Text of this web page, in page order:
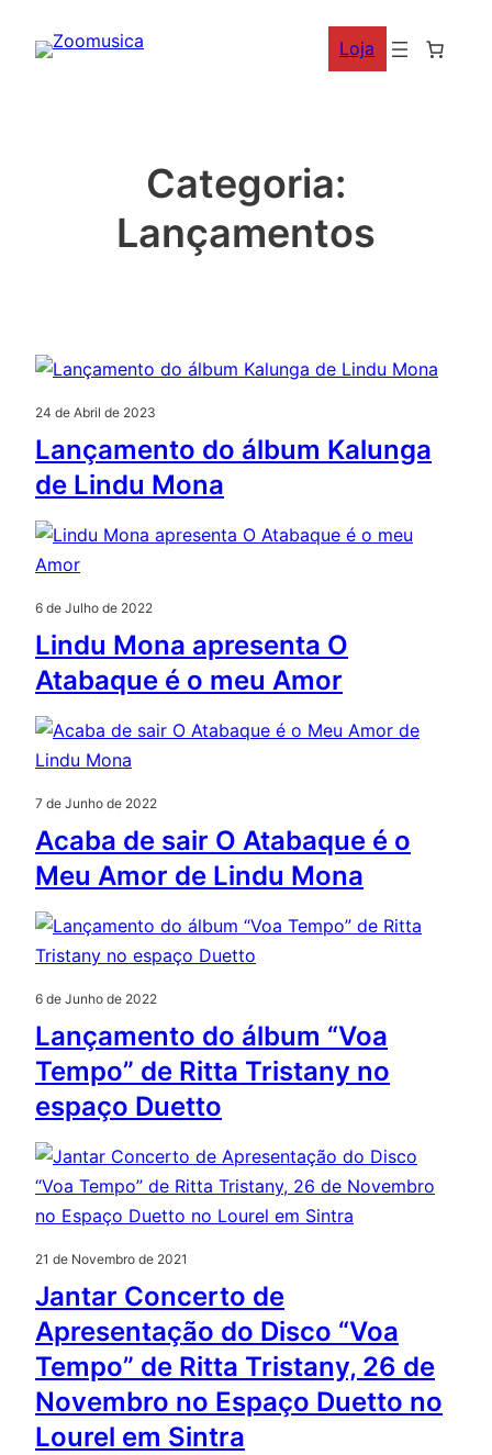
para
Loja
Categoria:
Lançamentos
24 de Abril de 2023
Lançamento do álbum Kalunga
de Lindu Mona
6 de Julho de 2022
Lindu Mona apresenta O
Atabaque é o meu Amor
7 de Junho de 2022
Acaba de sair O Atabaque é o
Meu Amor de Lindu Mona
6 de Junho de 2022
Lançamento do álbum “Voa
Tempo” de Ritta Tristany no
espaço Duetto
21 de Novembro de 2021
Jantar Concerto de
Apresentação do Disco “Voa
Tempo” de Ritta Tristany, 26 de
Novembro no Espaço Duetto no
Lourel em Sintra